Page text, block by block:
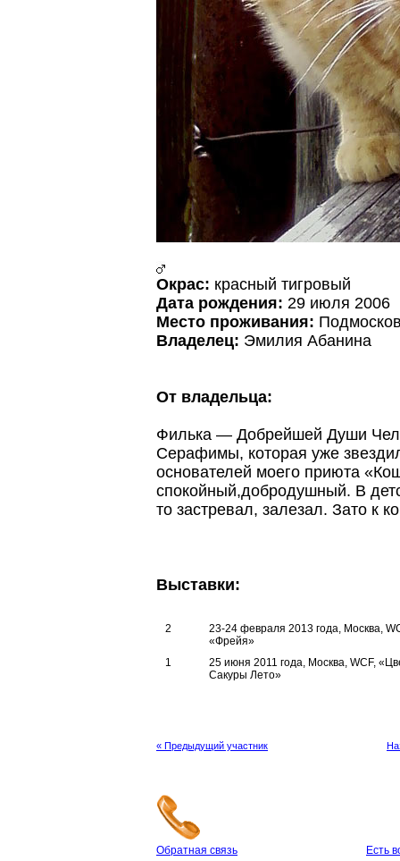
Окрас: красный тигровый
Дата рождения: 29 июля 2006
Место проживания:
Владелец: Эмилия Абанина
От владельца:
Филька — Добрейшей Души
Серафимы, которая уже
основателей моего приюта
спокойный,добродушный. В
то застревал, залезал. Зато к
Выставки:
2
23-24 февраля 2013 года, Москва,
«Фрейя»
1
25 июня 2011 года, Москва, WCF,
Сакуры Лето»
« Предыдущий участник
Обратная связь Есть